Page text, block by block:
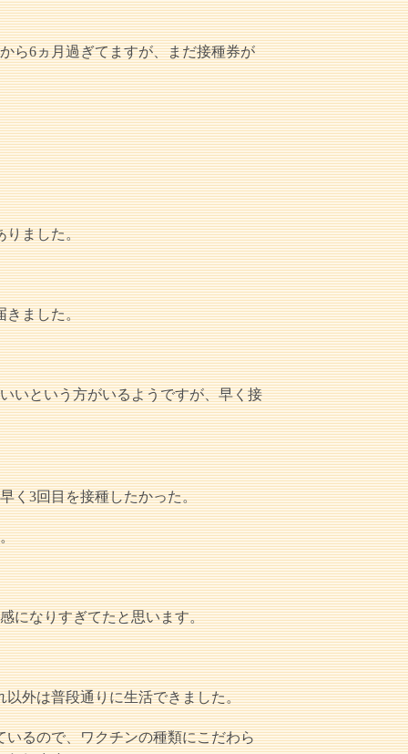
ら6ヵ月過ぎてますが、まだ接種券が
りました。
きました。
いという方がいるようですが、早く接
く3回目を接種したかった。
になりすぎてたと思います。
外は普段通りに生活できました。
るので、ワクチンの種類にこだわら